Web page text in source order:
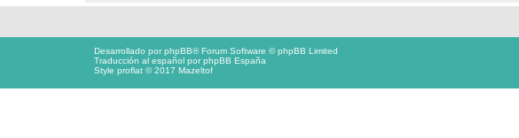
Desarrollado porphpBB® Forum Software © phpBB Limited
Traducción al español porphpBB España
Style proflat © 2017 Mazeltof